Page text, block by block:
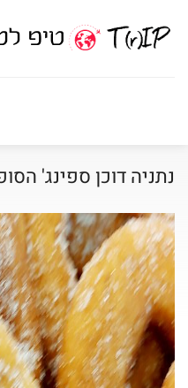
נתניה דוכן ספינג'